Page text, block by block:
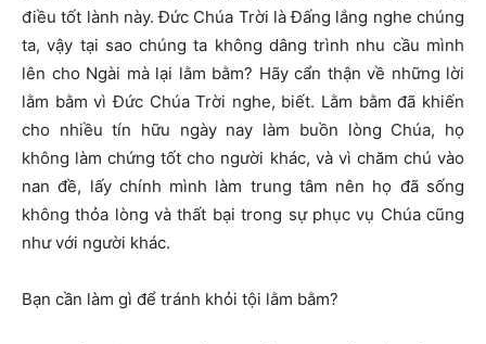
điều tốt lành này. Đức Chúa Trời là Đấng lắng nghe chúng
ta, vậy tại sao chúng ta không dâng trình nhu cầu mình
lên cho Ngài mà lại lằm bằm? Hãy cẩn thận về những lời
lằm bằm vì Đức Chúa Trời nghe, biết. Lằm bằm đã khiến
cho nhiều tín hữu ngày nay làm buồn lòng Chúa, họ
không làm chứng tốt cho người khác, và vì chăm chú vào
nan đề, lấy chính mình làm trung tâm nên họ đã sống
không thỏa lòng và thất bại trong sự phục vụ Chúa cũng
như với người khác.
Bạn cần làm gì để tránh khỏi tội lằm bằm?